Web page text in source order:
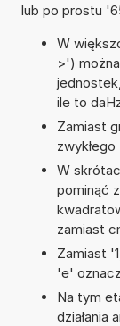
lub po prostu
W
>')
ile to
Zamiast
W
pominąć
zamiast
Zamiast
'e'
Na tym
działania